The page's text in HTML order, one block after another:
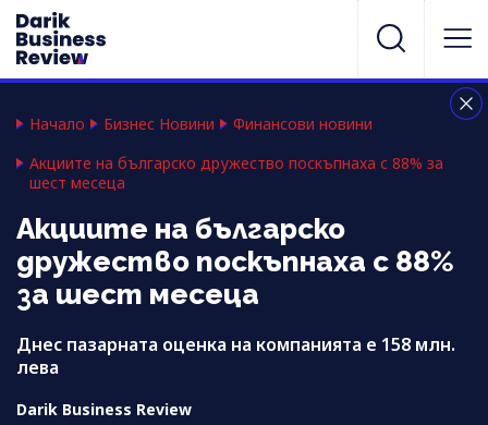
Начало Бизнес Новини
Финансови новини
Акциите на българско дружество поскъпнаха с 88% за
шест месеца
Акциите на българско
дружество поскъпнаха с 88%
за шест месеца
Днес пазарната оценка на компанията е 158 млн.
лева
Darik Business Review